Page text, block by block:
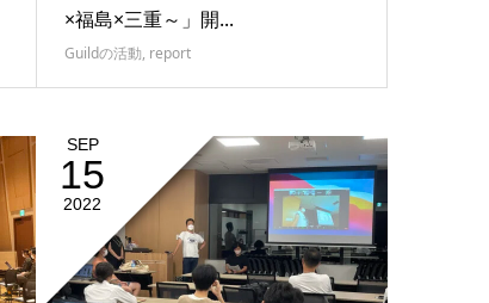
×福島×三重～」開...
Guildの活動, report
SEP
15
2022